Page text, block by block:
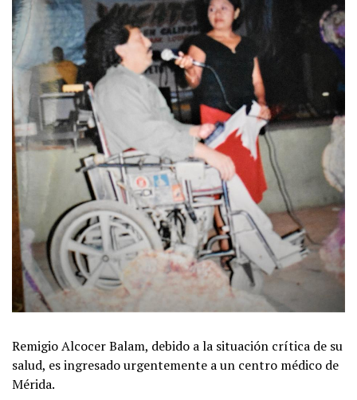
Remigio Alcocer Balam, debido a la situación crítica de su
salud, es ingresado urgentemente a un centro médico de
Mérida.